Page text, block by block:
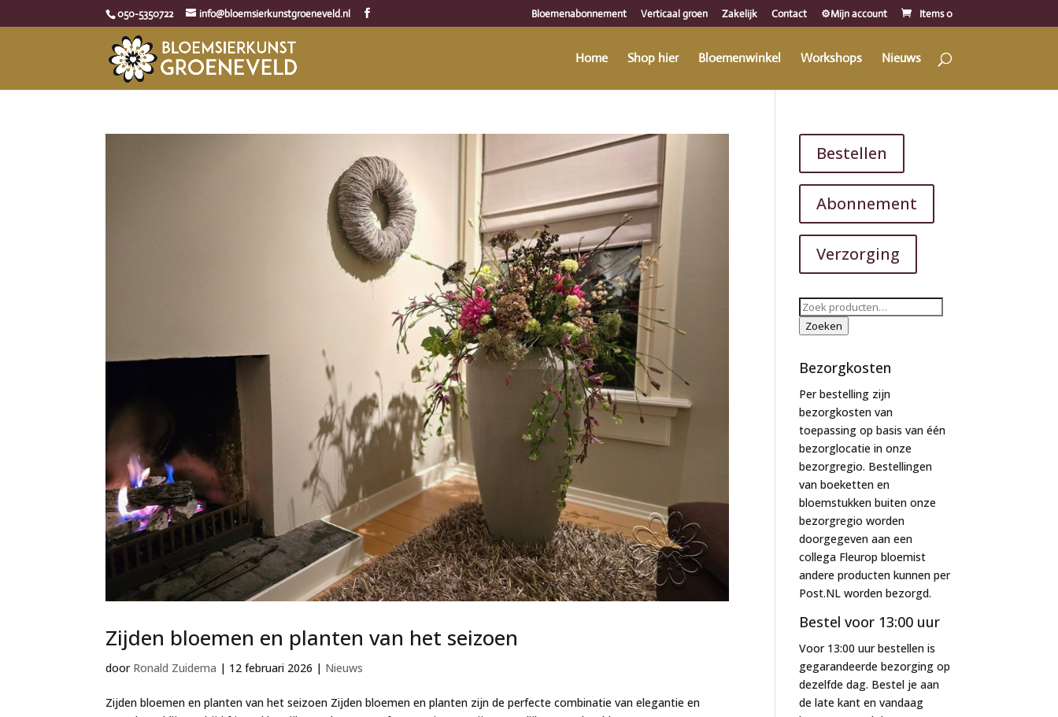
050-5350722 info@bloemsierkunstgroeneveld.nl Bloemenabonnement Verticaal groen Zakelijk Contact ⚙️Mijn account Items 0
Home Shop hier Bloemenwinkel Workshops Nieuws
Zijden bloemen en planten van het seizoen
door Ronald Zuidema | 12 februari 2026 | Nieuws
Zijden bloemen en planten van het seizoen Zijden bloemen en planten zijn de perfecte combinatie van elegantie en
Bestellen
Abonnement
Verzorging
Zoeken
naar:
Zoeken
Bezorgkosten
Per bestelling zijn
bezorgkosten van
toepassing op basis van één
bezorglocatie in onze
bezorgregio. Bestellingen
van boeketten en
bloemstukken buiten onze
bezorgregio worden
doorgegeven aan een
collega Fleurop bloemist
andere producten kunnen per
Post.NL worden bezorgd.
Bestel voor 13:00 uur
Voor 13:00 uur bestellen is
gegarandeerde bezorging op
dezelfde dag. Bestel je aan
de late kant en vandaag